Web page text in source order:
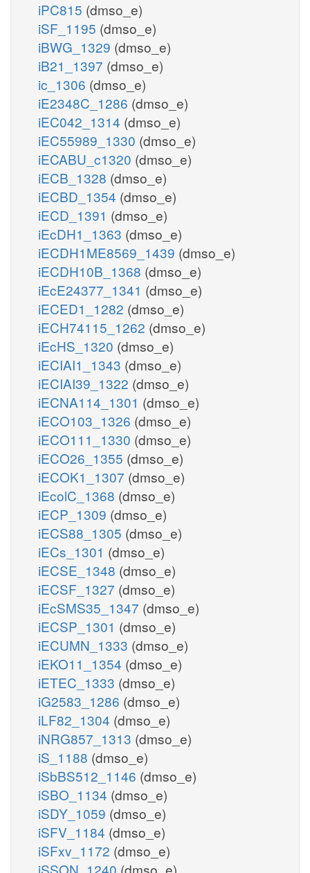
iPC815 (dmso_e)
iSF_1195 (dmso_e)
iBWG_1329 (dmso_e)
iB21_1397 (dmso_e)
ic_1306 (dmso_e)
iE2348C_1286 (dmso_e)
iEC042_1314 (dmso_e)
iEC55989_1330 (dmso_e)
iECABU_c1320 (dmso_e)
iECB_1328 (dmso_e)
iECBD_1354 (dmso_e)
iECD_1391 (dmso_e)
iEcDH1_1363 (dmso_e)
iECDH1ME8569_1439 (dmso_e)
iECDH10B_1368 (dmso_e)
iEcE24377_1341 (dmso_e)
iECED1_1282 (dmso_e)
iECH74115_1262 (dmso_e)
iEcHS_1320 (dmso_e)
iECIAI1_1343 (dmso_e)
iECIAI39_1322 (dmso_e)
iECNA114_1301 (dmso_e)
iECO103_1326 (dmso_e)
iECO111_1330 (dmso_e)
iECO26_1355 (dmso_e)
iECOK1_1307 (dmso_e)
iEcolC_1368 (dmso_e)
iECP_1309 (dmso_e)
iECS88_1305 (dmso_e)
iECs_1301 (dmso_e)
iECSE_1348 (dmso_e)
iECSF_1327 (dmso_e)
iEcSMS35_1347 (dmso_e)
iECSP_1301 (dmso_e)
iECUMN_1333 (dmso_e)
iEKO11_1354 (dmso_e)
iETEC_1333 (dmso_e)
iG2583_1286 (dmso_e)
iLF82_1304 (dmso_e)
iNRG857_1313 (dmso_e)
iS_1188 (dmso_e)
iSbBS512_1146 (dmso_e)
iSBO_1134 (dmso_e)
iSDY_1059 (dmso_e)
iSFV_1184 (dmso_e)
iSFxv_1172 (dmso_e)
iSSON_1240 (dmso_e)